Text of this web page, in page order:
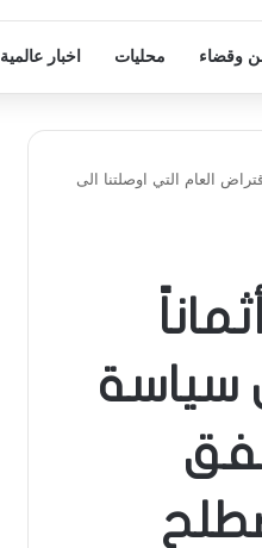
وقضاء محليات اخبار عالمية
العام التي اوصلتنا الى
سياسة